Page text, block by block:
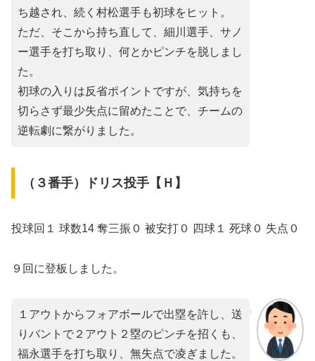
ち越され、続く村松選手も初球をヒット。
ただ、そこから持ち直して、細川選手、サノ
ー選手を打ち取り、何とかピンチを脱しまし
た。
初球の入りは反省ポイントですが、気持ちを
切らさず最少失点に留めたことで、チームの
逆転劇に繋がりました。
（３番手）ドリス投手【Ｈ】
投球回１ 球数14 奪三振０ 被安打０ 四球１ 死球０ 失点０
９回に登板しました。
１アウトからフォアボールで出塁を許し、送
りバントで２アウト２塁のピンチを招くも、
福永選手を打ち取り、無失点で凌ぎました。